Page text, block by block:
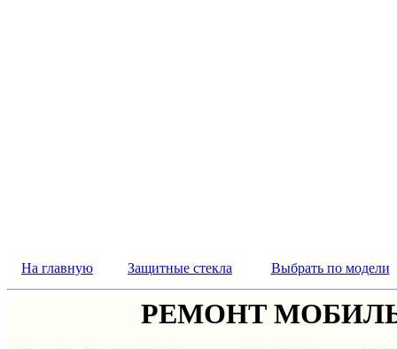
На главную Защитные стекла Выбрать по модели
РЕМОНТ